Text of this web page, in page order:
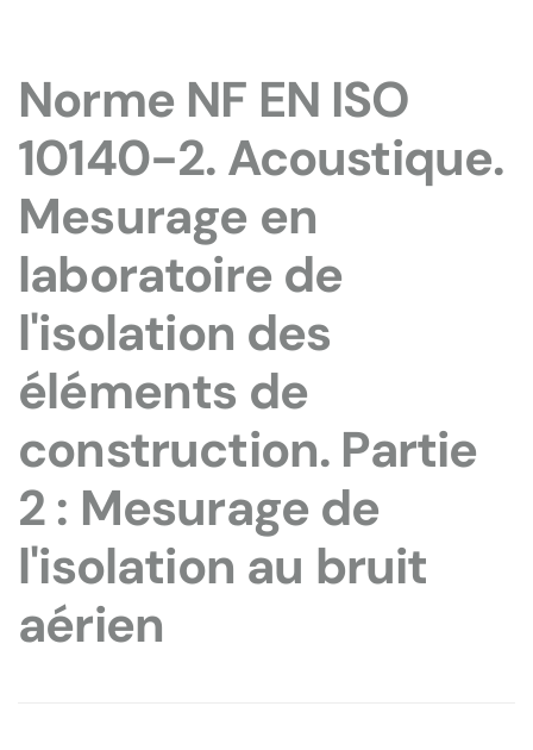
Norme NF EN ISO
10140-2. Acoustique.
Mesurage en
laboratoire de
l'isolation des
éléments de
construction. Partie
2 : Mesurage de
l'isolation au bruit
aérien